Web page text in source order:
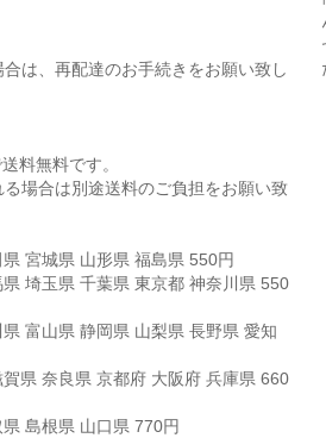
は、再配達のお手続きをお願い致し
料無料です。
場合は別途送料のご負担をお願い致
宮城県 山形県 福島県 550円
埼玉県 千葉県 東京都 神奈川県 550
富山県 静岡県 山梨県 長野県 愛知
県 奈良県 京都府 大阪府 兵庫県 660
島根県 山口県 770円